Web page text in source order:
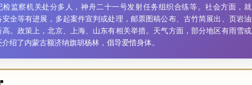
检监察机关处分多人，神舟二十一号发射任务组织合练等。社会方面，就
全等有进展，多起案件宣判或处理，邮票图稿公布、古竹简展出、页岩油
。政策上，北京、上海、山东有相关举措。天气方面，部分地区有雨雪或
绍了内蒙古额济纳旗胡杨林，倡导爱惜身体。